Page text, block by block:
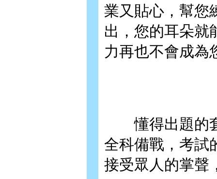
業又貼心，幫您
出，您的耳朵就
力再也不會成為
懂得出題的套
全科備戰，考試
接受眾人的掌聲